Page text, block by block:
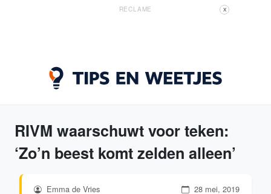
RECLAME X
RIVM waarschuwt voor teken:
‘Zo’n beest komt zelden alleen’
Emma de Vries 28 mei, 2019